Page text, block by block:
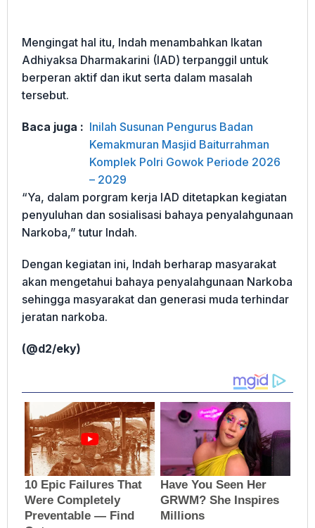
Mengingat hal itu, Indah menambahkan Ikatan
Adhiyaksa Dharmakarini (IAD) terpanggil untuk
berperan aktif dan ikut serta dalam masalah
tersebut.
Baca juga : Inilah Susunan Pengurus Badan
Kemakmuran Masjid Baiturrahman
Komplek Polri Gowok Periode 2026
– 2029
“Ya, dalam porgram kerja IAD ditetapkan kegiatan
penyuluhan dan sosialisasi bahaya penyalahgunaan
Narkoba,” tutur Indah.
Dengan kegiatan ini, Indah berharap masyarakat
akan mengetahui bahaya penyalahgunaan Narkoba
sehingga masyarakat dan generasi muda terhindar
jeratan narkoba.
(@d2/eky)